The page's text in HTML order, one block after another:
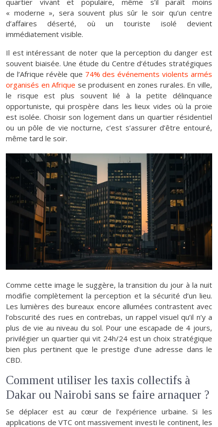
quartier vivant et populaire, même s’il paraît moins
« moderne », sera souvent plus sûr le soir qu’un centre
d’affaires déserté, où un touriste isolé devient
immédiatement visible.
Il est intéressant de noter que la perception du danger est
souvent biaisée. Une étude du Centre d’études stratégiques
de l’Afrique révèle que 74% des événements violents armés
organisés en Afrique se produisent en zones rurales. En ville,
le risque est plus souvent lié à la petite délinquance
opportuniste, qui prospère dans les lieux vides où la proie
est isolée. Choisir son logement dans un quartier résidentiel
ou un pôle de vie nocturne, c’est s’assurer d’être entouré,
même tard le soir.
Comme cette image le suggère, la transition du jour à la nuit
modifie complètement la perception et la sécurité d’un lieu.
Les lumières des bureaux encore allumées contrastent avec
l’obscurité des rues en contrebas, un rappel visuel qu’il n’y a
plus de vie au niveau du sol. Pour une escapade de 4 jours,
privilégier un quartier qui vit 24h/24 est un choix stratégique
bien plus pertinent que le prestige d’une adresse dans le
CBD.
Comment utiliser les taxis collectifs à
Dakar ou Nairobi sans se faire arnaquer ?
Se déplacer est au cœur de l’expérience urbaine. Si les
applications de VTC ont massivement investi le continent, les